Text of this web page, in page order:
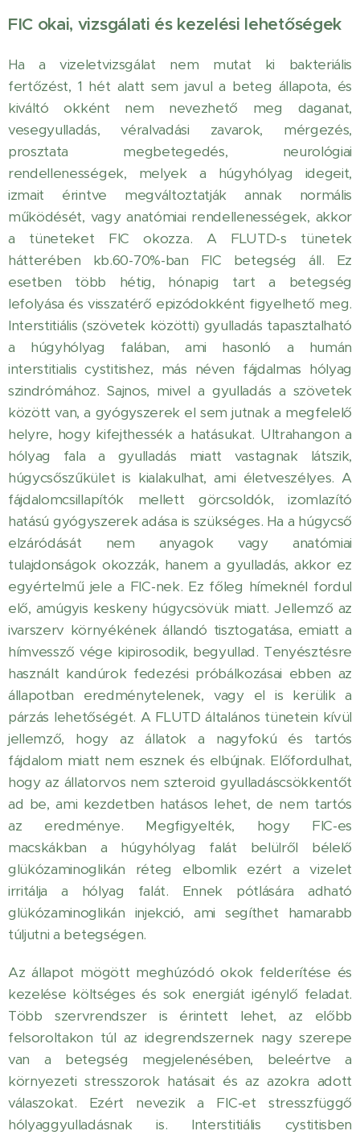
FIC okai, vizsgálati és kezelési lehetőségek
Ha a vizeletvizsgálat nem mutat ki bakteriális
fertőzést, 1 hét alatt sem javul a beteg állapota, és
kiváltó okként nem nevezhető meg daganat,
vesegyulladás, véralvadási zavarok, mérgezés,
prosztata megbetegedés, neurológiai
rendellenességek, melyek a húgyhólyag idegeit,
izmait érintve megváltoztatják annak normális
működését, vagy anatómiai rendellenességek, akkor
a tüneteket FIC okozza. A FLUTD-s tünetek
hátterében kb.60-70%-ban FIC betegség áll. Ez
esetben több hétig, hónapig tart a betegség
lefolyása és visszatérő epizódokként figyelhető meg.
Interstitiális (szövetek közötti) gyulladás tapasztalható
a húgyhólyag falában, ami hasonló a humán
interstitialis cystitishez, más néven fájdalmas hólyag
szindrómához. Sajnos, mivel a gyulladás a szövetek
között van, a gyógyszerek el sem jutnak a megfelelő
helyre, hogy kifejthessék a hatásukat. Ultrahangon a
hólyag fala a gyulladás miatt vastagnak látszik,
húgycsőszűkület is kialakulhat, ami életveszélyes. A
fájdalomcsillapítók mellett görcsoldók, izomlazító
hatású gyógyszerek adása is szükséges. Ha a húgycső
elzáródását nem anyagok vagy anatómiai
tulajdonságok okozzák, hanem a gyulladás, akkor ez
egyértelmű jele a FIC-nek. Ez főleg hímeknél fordul
elő, amúgyis keskeny húgycsövük miatt. Jellemző az
ivarszerv környékének állandó tisztogatása, emiatt a
hímvessző vége kipirosodik, begyullad. Tenyésztésre
használt kandúrok fedezési próbálkozásai ebben az
állapotban eredménytelenek, vagy el is kerülik a
párzás lehetőségét. A FLUTD általános tünetein kívül
jellemző, hogy az állatok a nagyfokú és tartós
fájdalom miatt nem esznek és elbújnak. Előfordulhat,
hogy az állatorvos nem szteroid gyulladáscsökkentőt
ad be, ami kezdetben hatásos lehet, de nem tartós
az eredménye. Megfigyelték, hogy FIC-es
macskákban a húgyhólyag falát belülről bélelő
glükózaminoglikán réteg elbomlik ezért a vizelet
irritálja a hólyag falát. Ennek pótlására adható
glükózaminoglikán injekció, ami segíthet hamarabb
túljutni a betegségen.
Az állapot mögött meghúzódó okok felderítése és
kezelése költséges és sok energiát igénylő feladat.
Több szervrendszer is érintett lehet, az előbb
felsoroltakon túl az idegrendszernek nagy szerepe
van a betegség megjelenésében, beleértve a
környezeti stresszorok hatásait és az azokra adott
válaszokat. Ezért nevezik a FIC-et stresszfüggő
hólyaggyulladásnak is. Interstitiális cystitisben